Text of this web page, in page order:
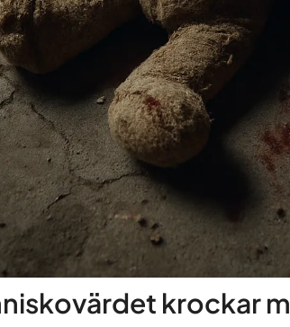
krockar